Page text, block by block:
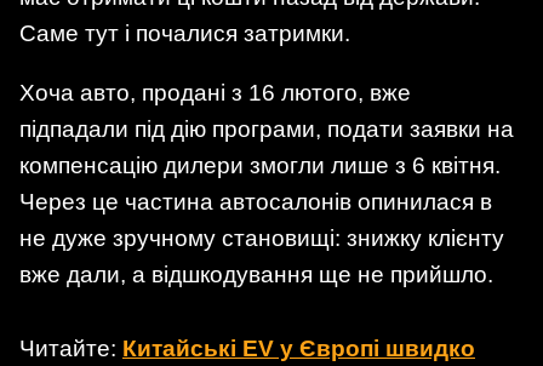
Саме тут і почалися затримки.
Хоча авто, продані з 16 лютого, вже
підпадали під дію програми, подати заявки на
компенсацію дилери змогли лише з 6 квітня.
Через це частина автосалонів опинилася в
не дуже зручному становищі: знижку клієнту
вже дали, а відшкодування ще не прийшло.
Читайте: Китайські EV у Європі швидко